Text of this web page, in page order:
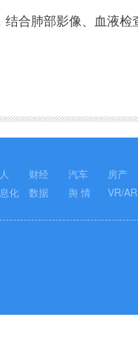
合肺部影像、血液检
财经 汽车 房产
化 数据 舆 情 VR/AR